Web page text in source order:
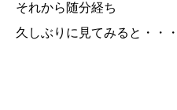
それから随分経ち
久しぶりに見てみると・・・